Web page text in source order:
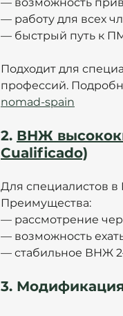
— возможность
— работу для всех
— быстрый путь к
Подходит для
профессий.
nomad-spain
2. ВНЖ
Cualificado)
Для специалистов
Преимущества:
— рассмотрение
— возможность
— стабильное ВНЖ
3.